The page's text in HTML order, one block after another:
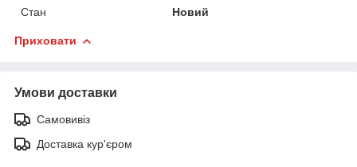
Стан
Новий
Приховати
Умови доставки
Самовивіз
Доставка кур'єром